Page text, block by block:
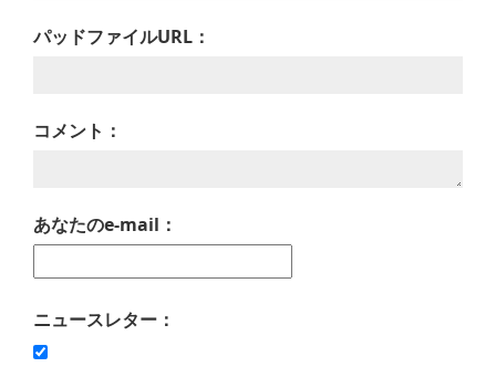
パッドファイルURL：
コメント：
あなたのe-mail：
ニュースレター：